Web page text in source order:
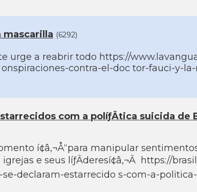
mascarilla (6292)
urge a reabrir todo https://
contra-el-doc tor-fauci-y-
com a políƒÂ­tica suicida de
í¢â‚¬Å“para manipular
e seus líƒÂ­deresí¢â‚¬Â  https://
declaram-estarrecido s-com-a-